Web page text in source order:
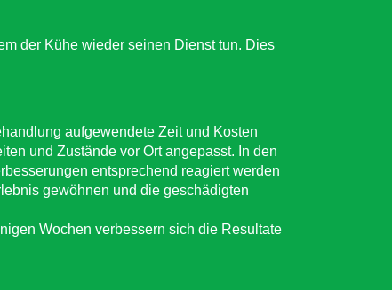
der Kühe wieder seinen Dienst tun. Dies
aufgewendete Zeit und Kosten
und Zustände vor Ort angepasst. In den
entsprechend reagiert werden
gewöhnen und die geschädigten
Wochen verbessern sich die Resultate